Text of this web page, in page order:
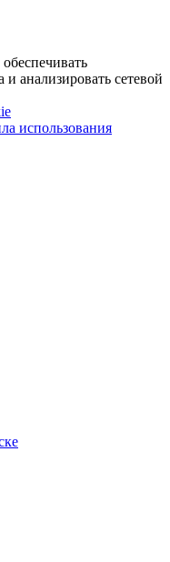
анализировать сетевой
использования